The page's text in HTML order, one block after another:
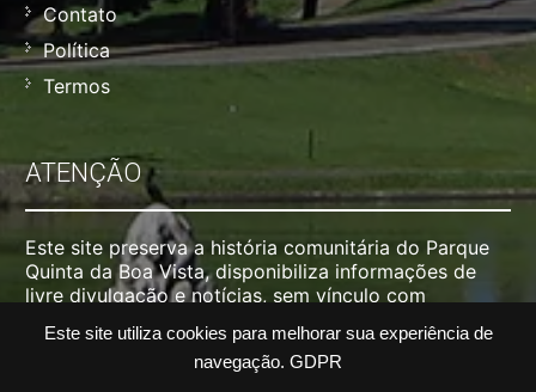
Este site utiliza cookies para melhorar sua experiência de
navegação. GDPR
Contato
Política
Termos
ATENÇÃO
Este site preserva a história comunitária do Parque
Quinta da Boa Vista, disponibiliza informações de
livre divulgação e notícias, sem vínculo com
responsabilizamos por alterações de horários, datas,
valores, etc. Dúvidas, confirme por telefone do